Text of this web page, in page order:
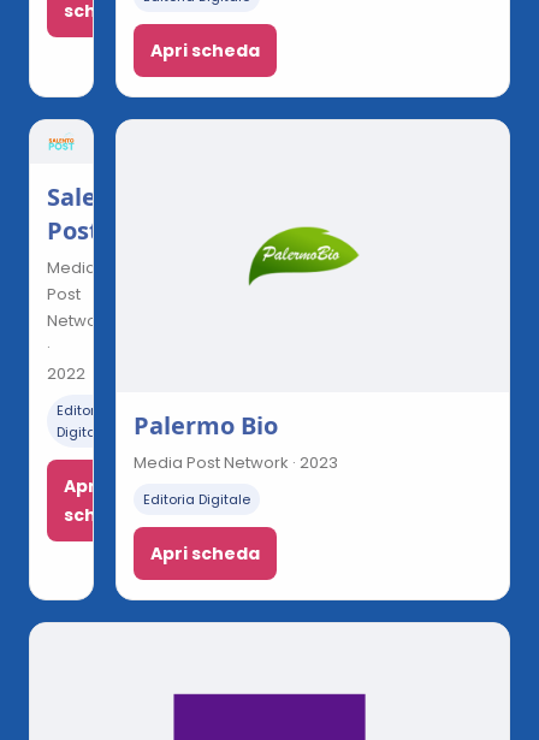
scheda
Apri scheda
Salento
Post
Media
Post
Network
·
2022
Editoria
Digitale
Apri
scheda
Palermo Bio
Media Post Network · 2023
Editoria Digitale
Apri scheda